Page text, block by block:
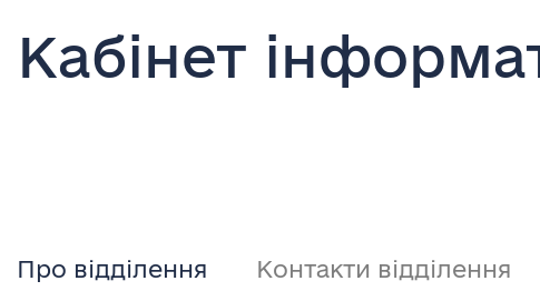
Кабінет
Про відділення Контакти відділення